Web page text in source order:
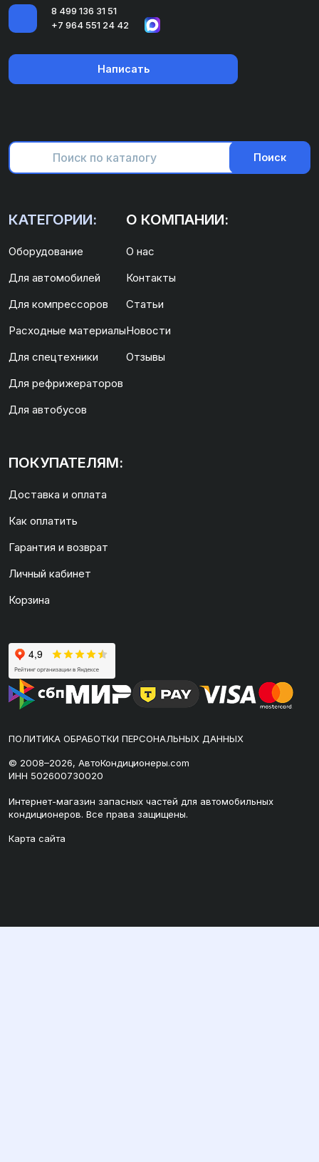
8 499 136 31 51
+7 964 551 24 42
Написать
Поиск
КАТЕГОРИИ:
Оборудование
Для автомобилей
Для компрессоров
Расходные материалы
Для спецтехники
Для рефрижераторов
Для автобусов
О КОМПАНИИ:
О нас
Контакты
Статьи
Новости
Отзывы
ПОКУПАТЕЛЯМ:
Доставка и оплата
Как оплатить
Гарантия и возврат
Личный кабинет
Корзина
ПОЛИТИКА ОБРАБОТКИ ПЕРСОНАЛЬНЫХ ДАННЫХ
© 2008–2026, АвтоКондиционеры.com
ИНН 502600730020
Интернет-магазин запасных частей для автомобильных
кондиционеров. Все права защищены.
Карта сайта